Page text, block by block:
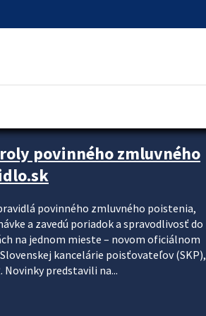
povinného zmluvného
povinného zmluvného poistenia,
a zavedú poriadok a spravodlivosť do
na jednom mieste – novom oficiálnom
kancelárie poisťovateľov (SKP),
Novinky predstavili na...